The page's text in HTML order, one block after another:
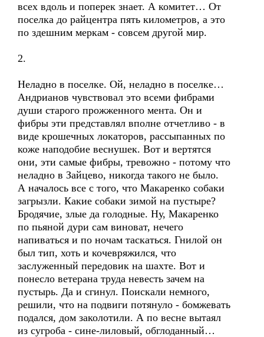
всех вдоль и поперек знает. А комитет… От
поселка до райцентра пять километров, а это
по здешним меркам - совсем другой мир.
2.
Неладно в поселке. Ой, неладно в поселке…
Андрианов чувствовал это всеми фибрами
души старого прожженного мента. Он и
фибры эти представлял вполне отчетливо - в
виде крошечных локаторов, рассыпанных по
коже наподобие веснушек. Вот и вертятся
они, эти самые фибры, тревожно - потому что
неладно в Зайцево, никогда такого не было.
А началось все с того, что Макаренко собаки
загрызли. Какие собаки зимой на пустыре?
Бродячие, злые да голодные. Ну, Макаренко
по пьяной дури сам виноват, нечего
напиваться и по ночам таскаться. Гнилой он
был тип, хоть и кочевряжился, что
заслуженный передовик на шахте. Вот и
понесло ветерана труда невесть зачем на
пустырь. Да и сгинул. Поискали немного,
решили, что на подвиги потянуло - бомжевать
подался, дом заколотили. А по весне вытаял
из сугроба - сине-лиловый, обглоданный…